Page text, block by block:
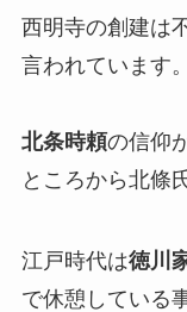
西明寺の創建は
言われています。
北条時頼の信仰
ところから北條
江戸時代は徳川
で休憩している